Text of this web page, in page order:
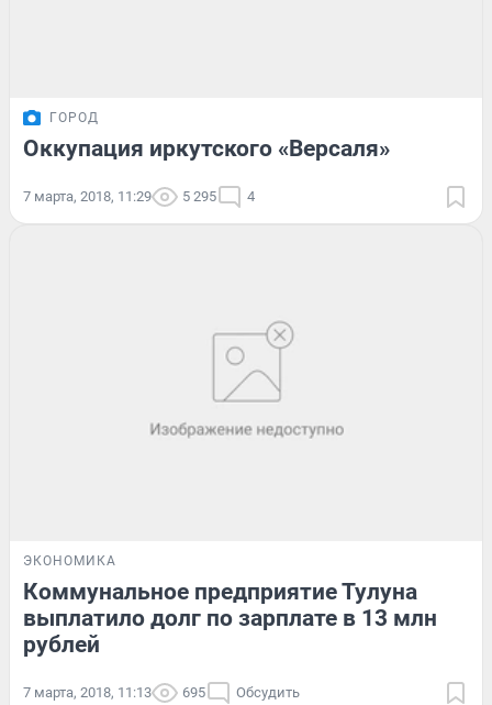
ГОРОД
Оккупация иркутского «Версаля»
7 марта, 2018, 11:29 5 295 4
ЭКОНОМИКА
Коммунальное предприятие Тулуна
выплатило долг по зарплате в 13 млн
рублей
7 марта, 2018, 11:13 695 Обсудить